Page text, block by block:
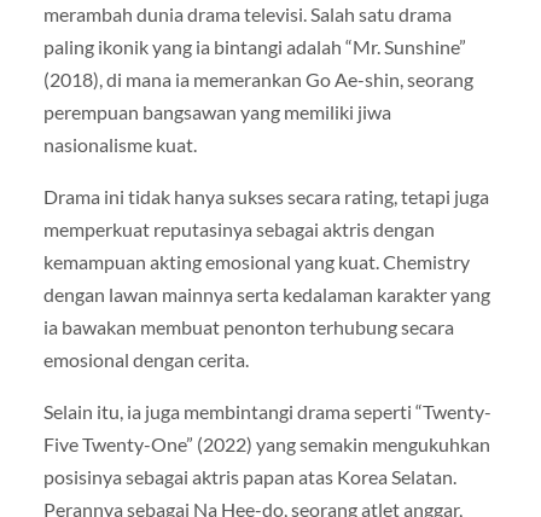
merambah dunia drama televisi. Salah satu drama
paling ikonik yang ia bintangi adalah “Mr. Sunshine”
(2018), di mana ia memerankan Go Ae-shin, seorang
perempuan bangsawan yang memiliki jiwa
nasionalisme kuat.
Drama ini tidak hanya sukses secara rating, tetapi juga
memperkuat reputasinya sebagai aktris dengan
kemampuan akting emosional yang kuat. Chemistry
dengan lawan mainnya serta kedalaman karakter yang
ia bawakan membuat penonton terhubung secara
emosional dengan cerita.
Selain itu, ia juga membintangi drama seperti “Twenty-
Five Twenty-One” (2022) yang semakin mengukuhkan
posisinya sebagai aktris papan atas Korea Selatan.
Perannya sebagai Na Hee-do, seorang atlet anggar,